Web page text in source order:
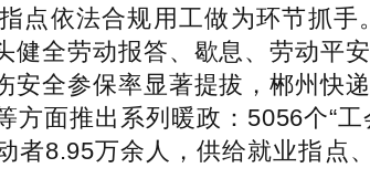
点依法合规用工做为环节抓
全劳动报答、歇息、劳动平
安全参保率显著提拔，郴州快
面推出系列暖政：5056个“
者8.95万余人，供给就业指